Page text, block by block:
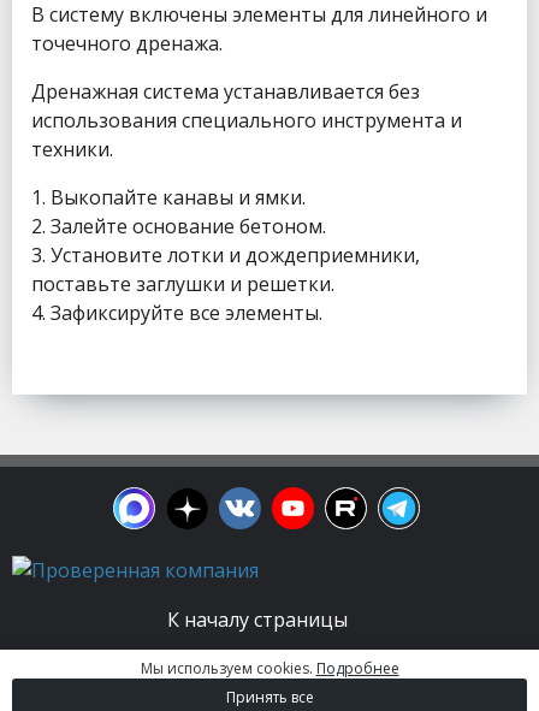
В систему включены элементы для линейного и
точечного дренажа.
Дренажная система устанавливается без
использования специального инструмента и
техники.
1. Выкопайте канавы и ямки.
2. Залейте основание бетоном.
3. Установите лотки и дождеприемники,
поставьте заглушки и решетки.
4. Зафиксируйте все элементы.
К началу страницы
© 2003 - 2026. Апельсин group | Группа
строительных компаний Все права защищены.
Мы используем cookies. Подробнее
Принять все